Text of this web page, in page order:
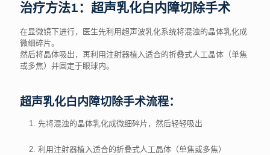
治疗方法1：超声乳化白内障切除手术
在显微镜下进行，医生先利用超声波乳化系统将混浊的晶体乳化成
微细碎片。
然后将晶体吸出，再利用注射器植入适合的折叠式人工晶体（单焦
或多焦）并固定于眼球内。
超声乳化白内障切除手术流程：
先将混浊的晶体乳化成微细碎片，然后轻轻吸出
利用注射器植入适合的折叠式人工晶体（单焦或多焦）